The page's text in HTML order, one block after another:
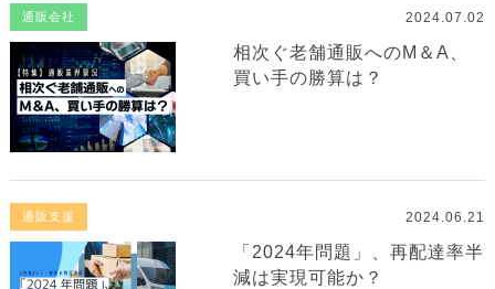
通販会社 2024.07.02
相次ぐ老舗通販へのM＆A、
買い手の勝算は？
通販支援 2024.06.21
「2024年問題」、再配達率半
減は実現可能か？